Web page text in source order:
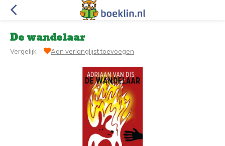
De wandelaar
Vergelijk Aan verlanglijst toevoegen